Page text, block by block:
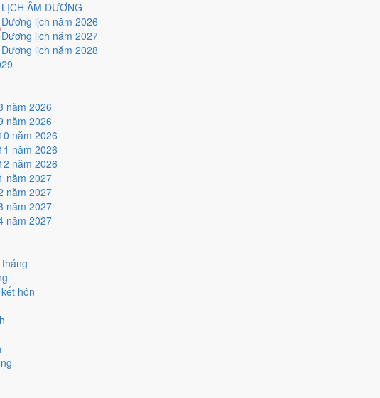
LỊCH ÂM DƯƠNG
Dương lịch năm 2026
Dương lịch năm 2027
Dương lịch năm 2028
năm 2026
năm 2026
năm 2026
năm 2026
năm 2026
năm 2027
năm 2027
năm 2027
năm 2027
hôn
là ngày 23/6/2026 âm lịch
quan trọng. Giờ Hoàng Đạo trong ngày: